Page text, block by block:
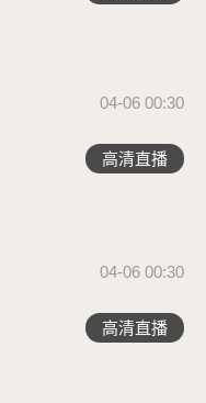
04-06 00:30
高清直播
04-06 00:30
高清直播